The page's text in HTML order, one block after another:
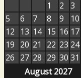
1
2 3
5
6 7 8 9 10
12
13 14 15 16 17
19 20 21 22 23 24
26 27 28 29 30 31
August 2027